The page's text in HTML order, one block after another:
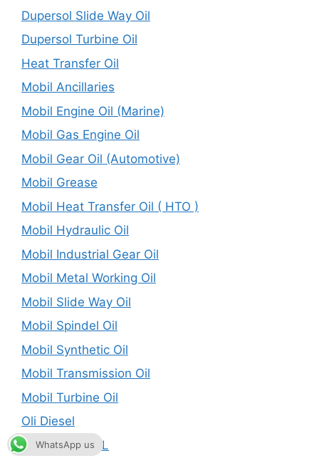
Dupersol Slide Way Oil
Dupersol Turbine Oil
Heat Transfer Oil
Mobil Ancillaries
Mobil Engine Oil (Marine)
Mobil Gas Engine Oil
Mobil Gear Oil (Automotive)
Mobil Grease
Mobil Heat Transfer Oil ( HTO )
Mobil Hydraulic Oil
Mobil Industrial Gear Oil
Mobil Metal Working Oil
Mobil Slide Way Oil
Mobil Spindel Oil
Mobil Synthetic Oil
Mobil Transmission Oil
Mobil Turbine Oil
Oli Diesel
OLI DUPERSOL
WhatsApp us